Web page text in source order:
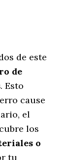
de este
de
. Esto
cause
el
los
o
tu